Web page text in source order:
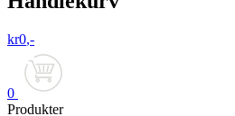
kr0,-
0
Produkter